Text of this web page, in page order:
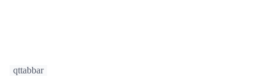
qttabbar